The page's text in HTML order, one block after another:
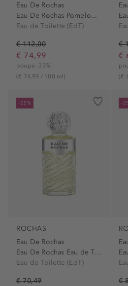
Eau De Rochas
Eau De Rochas Pomelo...
Eau de Toilette (EdT)
€ 112,00
€ 74,99
poupe -33%
(€ 74,99 / 100 ml)
€
€
(€
-25%
ROCHAS
Eau De Rochas
Eau De Rochas Eau de Toilette
Eau de Toilette (EdT)
€ 70,49
-
€